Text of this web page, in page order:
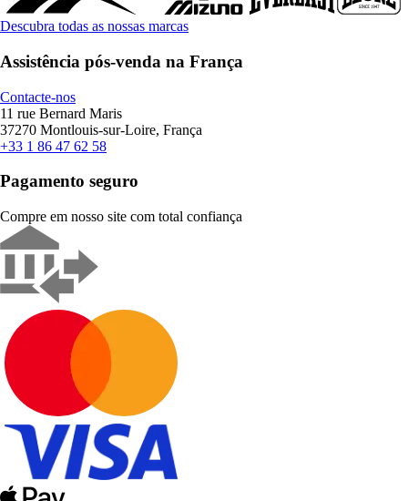
Descubra todas as nossas marcas
Assistência pós-venda na França
Contacte-nos
11 rue Bernard Maris
37270 Montlouis-sur-Loire, França
+33 1 86 47 62 58
Pagamento seguro
Compre em nosso site com total confiança